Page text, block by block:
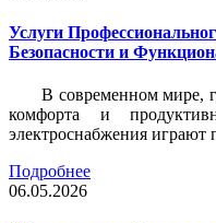
Услуги
Безопасности и
В современном мире,
комфорта и
электроснабжения играют
Подробнее
06.05.2026